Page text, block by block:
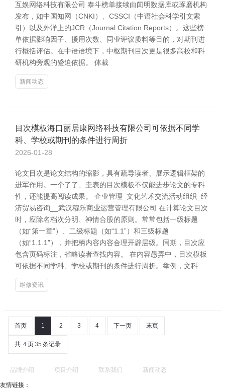
互娱网络科技有限公司 泰斗榜单接续由闻明数据库或琢磨机构
发布，如中国知网（CNKI）、CSSCI（中语社会科学引文索
引）以及外洋上的JCR（Journal Citation Reports）。这些榜
单依据影响因子、援用次数、同业评议质料等目的，对期刊进
行概括评估。在中语语境下，中枢期刊目次更是很多高校和科
研机构旁观的蹙迫依据。 体裁
新闻动态
目次模板海口丽居康网络科技有限公司可依据不同学
科、学校或期刊的条件进行周折
2026-01-28
论文目次是论文结构的缩影，具有疏导读者、展示逻辑框架的
进军作用。一个了了、圭表的目次模板不仅能进步论文的专科
性，还能提高阅读成果。 企业管理_文化艺术交流活动组织_经
济贸易咨询__武汉穆乐商业运营管理有限公司 在计算论文目次
时，应除名档次分明、神情合股的原则。常常包括一级标题
（如“第一章”）、二级标题（如“1.1”）和三级标题
（如“1.1.1”），并把柄内容内容合理开辟层级。同期，目次应
包含页码标注，省略读者查找内容。 在内容愚弄中，目次模板
可依据不同学科、学校或期刊的条件进行周折。举例，文科
维修资讯
首页 1 2 3 4 下一页 末页
共 4页35 条记录
品牌介绍 项目介绍 联系我们 新闻动态
友情链接：